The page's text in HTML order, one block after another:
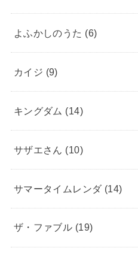
よふかしのうた (6)
カイジ (9)
キングダム (14)
サザエさん (10)
サマータイムレンダ (14)
ザ・ファブル (19)